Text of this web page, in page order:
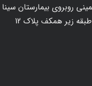
روبروی بیمارستان سینا